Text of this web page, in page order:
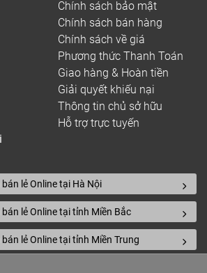
Chính sách bảo mật
Chính sách bán hàng
Chính sách về giá
Phương thức Thanh Toán
Giao hàng & Hoàn tiền
Giải quyết khiếu nại
Thông tin chủ sở hữu
Hỗ trợ trực tuyến
lẻ Online tại Hà Nội
lẻ Online tại tỉnh Miền Bắc
lẻ Online tại tỉnh Miền Trung